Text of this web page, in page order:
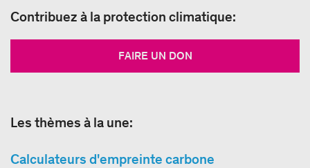
Contribuez à la protection climatique:
FAIRE UN DON
Les thèmes à la une:
Calculateurs d'empreinte carbone